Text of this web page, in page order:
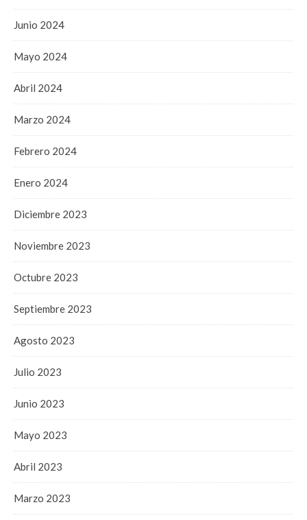
Junio 2024
Mayo 2024
Abril 2024
Marzo 2024
Febrero 2024
Enero 2024
Diciembre 2023
Noviembre 2023
Octubre 2023
Septiembre 2023
Agosto 2023
Julio 2023
Junio 2023
Mayo 2023
Abril 2023
Marzo 2023